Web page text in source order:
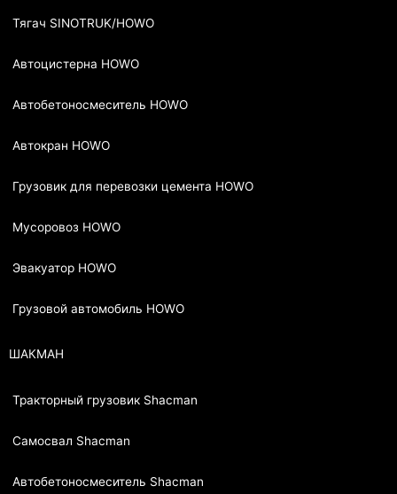
Тягач SINOTRUK/HOWO
Автоцистерна HOWO
Автобетоносмеситель HOWO
Автокран HOWO
Грузовик для перевозки цемента HOWO
Мусоровоз HOWO
Эвакуатор HOWO
Грузовой автомобиль HOWO
ШАКМАН
Тракторный грузовик Shacman
Самосвал Shacman
Автобетоносмеситель Shacman